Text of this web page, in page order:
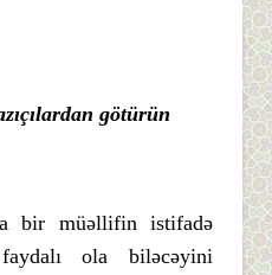
lardan götürün
bir müəllifin istifadə
ola biləcəyini